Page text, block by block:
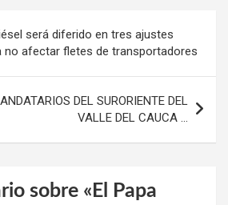
será diferido en tres ajustes
no afectar fletes de transportadores
DEL SURORIENTE DEL
VALLE DEL CAUCA …
sobre « El Papa